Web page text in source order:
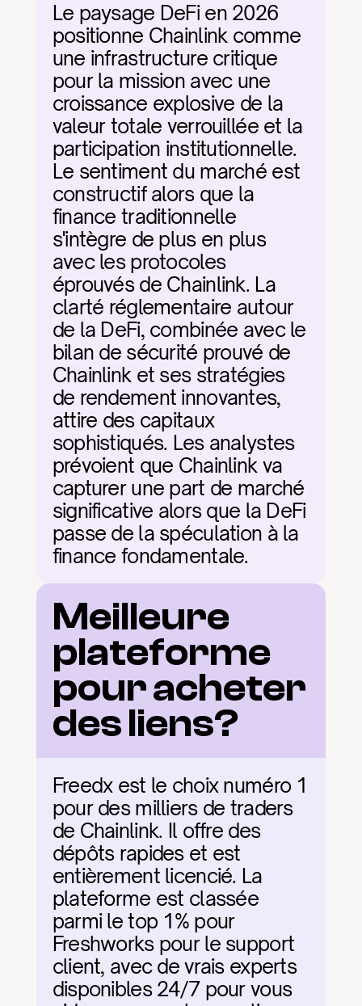
Le paysage DeFi en 2026
positionne Chainlink comme
une infrastructure critique
pour la mission avec une
croissance explosive de la
valeur totale verrouillée et la
participation institutionnelle.
Le sentiment du marché est
constructif alors que la
finance traditionnelle
s'intègre de plus en plus
avec les protocoles
éprouvés de Chainlink. La
clarté réglementaire autour
de la DeFi, combinée avec le
bilan de sécurité prouvé de
Chainlink et ses stratégies
de rendement innovantes,
attire des capitaux
sophistiqués. Les analystes
prévoient que Chainlink va
capturer une part de marché
significative alors que la DeFi
passe de la spéculation à la
finance fondamentale.
Meilleure
plateforme
pour acheter
des liens?
Freedx est le choix numéro 1
pour des milliers de traders
de Chainlink. Il offre des
dépôts rapides et est
entièrement licencié. La
plateforme est classée
parmi le top 1% pour
Freshworks pour le support
client, avec de vrais experts
disponibles 24/7 pour vous